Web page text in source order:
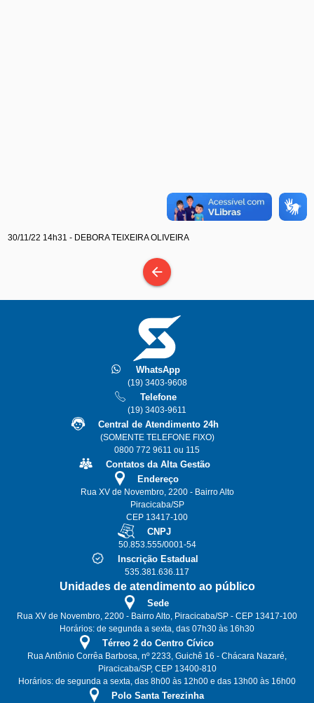
30/11/22 14h31 - DEBORA TEIXEIRA OLIVEIRA
arrow_back
WhatsApp
(19) 3403-9608
Telefone
(19) 3403-9611
Central de Atendimento 24h
(SOMENTE TELEFONE FIXO)
0800 772 9611 ou 115
Contatos da Alta Gestão
Endereço
Rua XV de Novembro, 2200 - Bairro Alto
Piracicaba/SP
CEP 13417-100
CNPJ
50.853.555/0001-54
Inscrição Estadual
535.381.636.117
Unidades de atendimento ao público
Sede
Rua XV de Novembro, 2200 - Bairro Alto, Piracicaba/SP - CEP 13417-100
Horários: de segunda a sexta, das 07h30 às 16h30
Térreo 2 do Centro Cívico
Rua Antônio Corrêa Barbosa, nº 2233, Guichê 16 - Chácara Nazaré,
Piracicaba/SP, CEP 13400-810
Horários: de segunda a sexta, das 8h00 às 12h00 e das 13h00 às 16h00
Polo Santa Terezinha